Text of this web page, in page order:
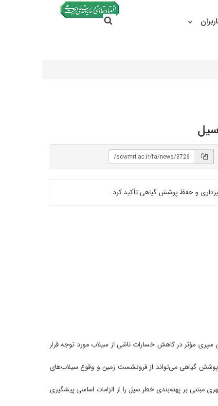
جستجو
جستجو در سایت
و حفظ پوشش گیاهی تأکید کرد.
جهانی کاهش بلایای طبیعی (۲۱ مهرماه)، نقش آبخیزداری به‌عنوان سپری مؤثر در کاهش خسارات ناشی از سیلاب مورد توجه قرار
پوشش گیاهی می‌تواند از فرونشست زمین و وقوع سیلاب‌های
مبتنی بر پهنه‌بندی خطر سیل را از الزامات اساسی پیشگیری